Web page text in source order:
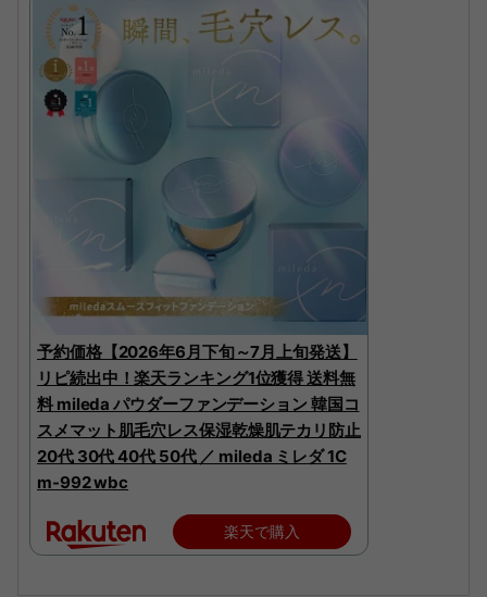
予約価格【2026年6月下旬～7月上旬発送】
リピ続出中！楽天ランキング1位獲得 送料無
料 mileda パウダーファンデーション 韓国コ
スメマット肌毛穴レス保湿乾燥肌テカリ防止
20代 30代 40代 50代 ／ mileda ミレダ 1C
m-992 wbc
楽天で購入